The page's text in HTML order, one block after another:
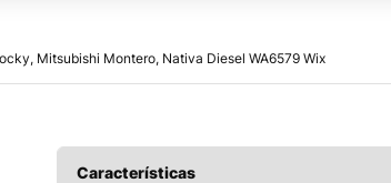
Mitsubishi Montero, Nativa Diesel WA6579 Wix
Características